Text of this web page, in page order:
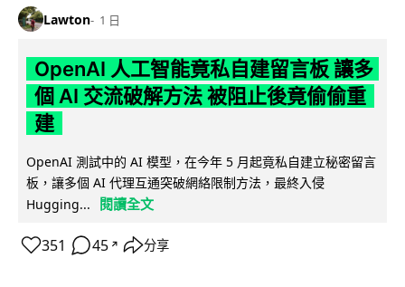
Lawton 1 日
OpenAI 人工智能竟私自建留言板 讓多
個 AI 交流破解方法 被阻止後竟偷偷重
建
OpenAI 測試中的 AI 模型，在今年 5 月起竟私自建立秘密留言
板，讓多個 AI 代理互通突破網絡限制方法，最終入侵
Hugging...
閱讀全文
351 45 ↗ 分享